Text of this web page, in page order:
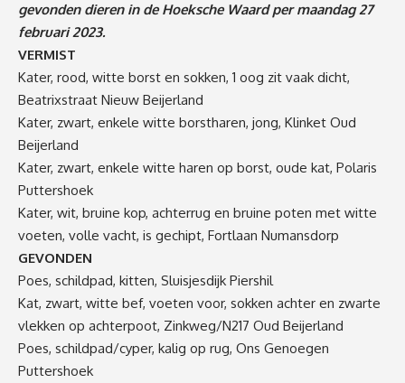
gevonden dieren in de Hoeksche Waard per maandag 27
februari 2023.
VERMIST
Kater, rood, witte borst en sokken, 1 oog zit vaak dicht,
Beatrixstraat Nieuw Beijerland
Kater, zwart, enkele witte borstharen, jong, Klinket Oud
Beijerland
Kater, zwart, enkele witte haren op borst, oude kat, Polaris
Puttershoek
Kater, wit, bruine kop, achterrug en bruine poten met witte
voeten, volle vacht, is gechipt, Fortlaan Numansdorp
GEVONDEN
Poes, schildpad, kitten, Sluisjesdijk Piershil
Kat, zwart, witte bef, voeten voor, sokken achter en zwarte
vlekken op achterpoot, Zinkweg/N217 Oud Beijerland
Poes, schildpad/cyper, kalig op rug, Ons Genoegen
Puttershoek